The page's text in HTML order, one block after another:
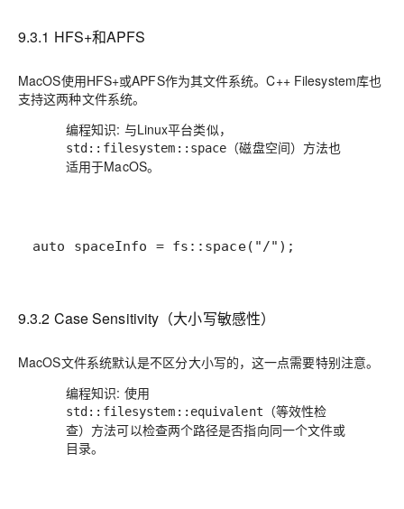
9.3.1 HFS+和APFS
MacOS使用HFS+或APFS作为其文件系统。C++ Filesystem库也
支持这两种文件系统。
编程知识: 与Linux平台类似，
std::filesystem::space （磁盘空间）方法也
适用于MacOS。
auto spaceInfo = fs::space("/");
9.3.2 Case Sensitivity（大小写敏感性）
MacOS文件系统默认是不区分大小写的，这一点需要特别注意。
编程知识: 使用
std::filesystem::equivalent
（等效性检
查）方法可以检查两个路径是否指向同一个文件或
目录。